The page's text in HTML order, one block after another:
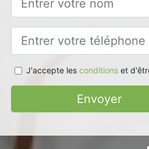
J'accepte les conditionset
Envoyer